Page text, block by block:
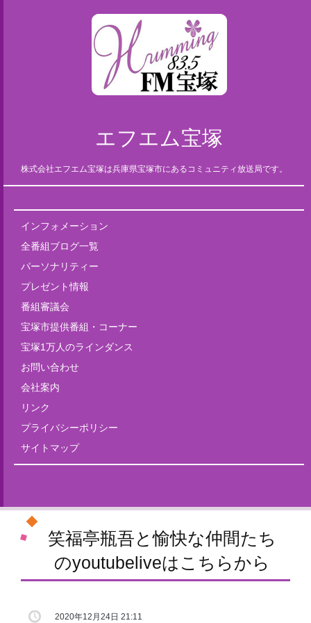
エフエム宝塚
株式会社エフエム宝塚は兵庫県宝塚市にあるコミュニティ放送局です。
インフォメーション
全番組ブログ一覧
パーソナリティー
プレゼント情報
番組審議会
宝塚市提供番組・コーナー
宝塚1万人のラインダンス
お問い合わせ
会社案内
リンク
プライバシーポリシー
サイトマップ
笑福亭瓶吾と愉快な仲間たち
のyoutubeliveはこちらから
2020年12月24日 21:11